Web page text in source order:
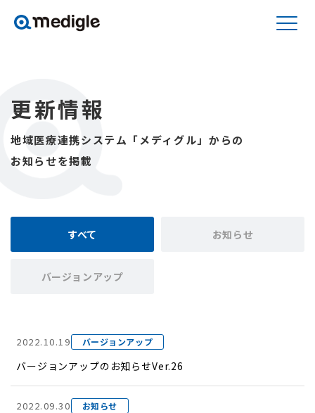
更新情報
地域医療連携システム「メディグル」からの
お知らせを掲載
すべて お知らせ
バージョンアップ
2022.10.19 バージョンアップ
バージョンアップのお知らせVer.26
2022.09.30 お知らせ